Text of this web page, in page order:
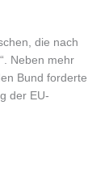
die nach
Neben mehr
Bund forderte
der EU-